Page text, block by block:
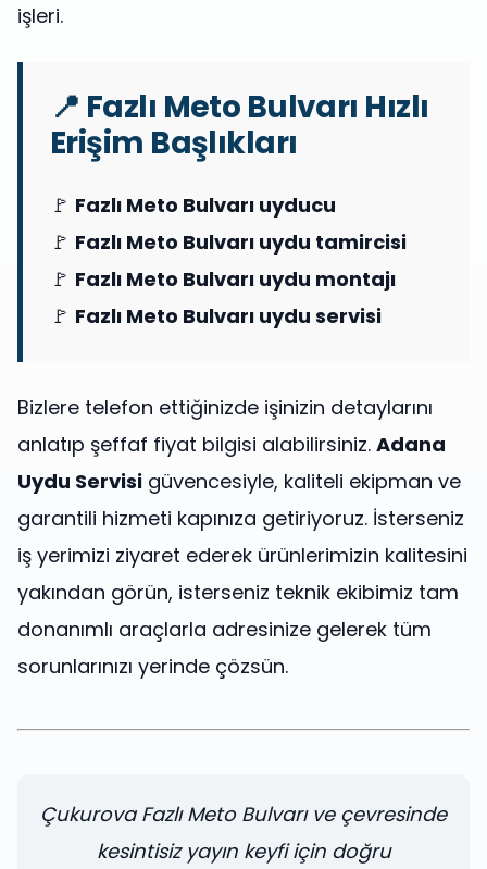
işleri.
📍 Fazlı Meto Bulvarı Hızlı
Erişim Başlıkları
🚩 Fazlı Meto Bulvarı uyducu
🚩 Fazlı Meto Bulvarı uydu tamircisi
🚩 Fazlı Meto Bulvarı uydu montajı
🚩 Fazlı Meto Bulvarı uydu servisi
Bizlere telefon ettiğinizde işinizin detaylarını
anlatıp şeffaf fiyat bilgisi alabilirsiniz. Adana
Uydu Servisi güvencesiyle, kaliteli ekipman ve
garantili hizmeti kapınıza getiriyoruz. İsterseniz
iş yerimizi ziyaret ederek ürünlerimizin kalitesini
yakından görün, isterseniz teknik ekibimiz tam
donanımlı araçlarla adresinize gelerek tüm
sorunlarınızı yerinde çözsün.
Çukurova Fazlı Meto Bulvarı ve çevresinde
kesintisiz yayın keyfi için doğru